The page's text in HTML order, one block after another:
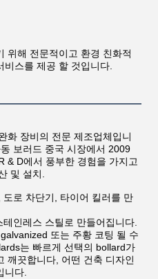
위해 전문적이고 환경 친화적
비스를 제공 할 것입니다.
화 장비의 전문 제조업체입니
보러드 중국 시장에서 2009
& D에서 풍부한 경험을 가지고
및 설치.
로 차단기, 타이어 킬러를 만
인레스 스틸로 만들어집니다.
또는 주황 코팅 될 수
는 빠르게 선택의 bollard가
깨끗합니다, 어떤 건축 디자인
니다.